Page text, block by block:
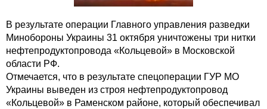
В результате операции Главного управления разведки
Минобороны Украины 31 октября уничтожены три нитки
нефтепродуктопровода «Кольцевой» в Московской
области РФ.
Отмечается, что в результате спецоперации ГУР МО
Украины выведен из строя нефтепродуктопровод
«Кольцевой» в Раменском районе, который обеспечивал